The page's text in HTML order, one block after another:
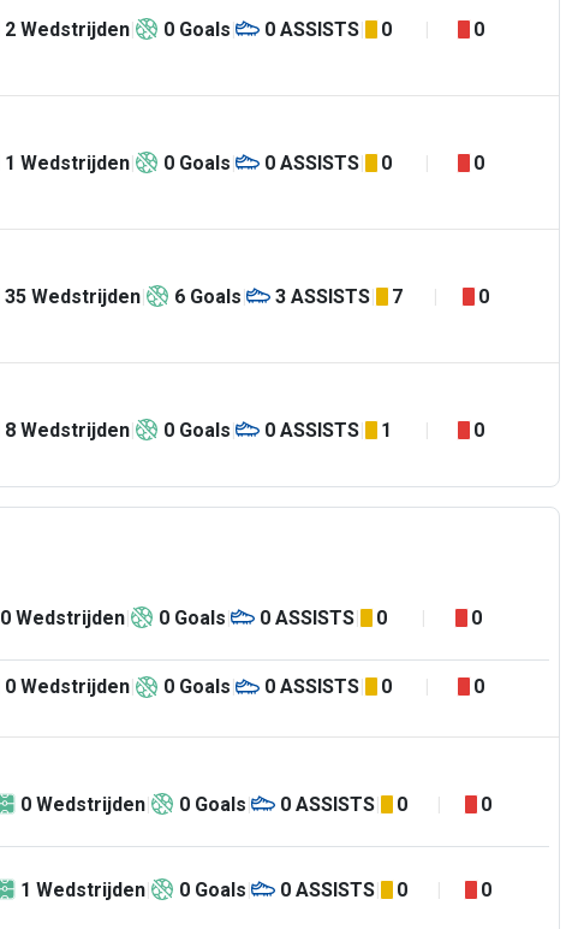
2 Wedstrijden 0 Goals 0 ASSISTS 0 0
1 Wedstrijden 0 Goals 0 ASSISTS 0 0
35 Wedstrijden 6 Goals 3 ASSISTS 7 0
8 Wedstrijden 0 Goals 0 ASSISTS 1 0
0 Wedstrijden 0 Goals 0 ASSISTS 0 0
0 Wedstrijden 0 Goals 0 ASSISTS 0 0
0 Wedstrijden 0 Goals 0 ASSISTS 0 0
1 Wedstrijden 0 Goals 0 ASSISTS 0 0